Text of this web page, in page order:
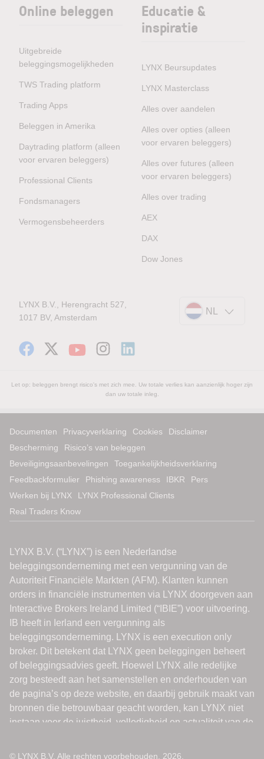
Online beleggen
Uitgebreide
beleggingsmogelijkheden
TWS Trading platform
Trading Apps
Beleggen in Amerika
Daytrading platform (alleen
voor ervaren beleggers)
Professional Clients
Fondsmanagers
Vermogensbeheerders
Educatie &
inspiratie
LYNX Beursupdates
LYNX Masterclass
Alles over aandelen
Alles over opties (alleen
voor ervaren beleggers)
Alles over futures (alleen
voor ervaren beleggers)
Alles over trading
AEX
DAX
Dow Jones
LYNX B.V., Herengracht 527,
1017 BV, Amsterdam
NL
Let op: beleggen brengt risico's met zich mee. Uw totale verlies kan aanzienlijk hoger zijn
dan uw totale inleg.
Documenten Privacyverklaring Cookies
Disclaimer
Bescherming
Risico’s van beleggen
Beveiligingsaanbevelingen
Toegankelijkheidsverklaring
Feedbackformulier
Phishing awareness IBKR
Pers
Werken bij LYNX
LYNX Professional Clients
Real Traders Know
© LYNX B.V. Alle rechten voorbehouden. 2026.